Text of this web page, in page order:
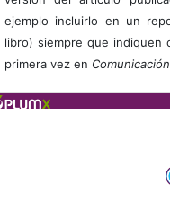
ejemplo incluirlo en un
libro) siempre que indiquen
primera vez en